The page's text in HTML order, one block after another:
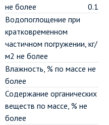
не более
0.1
Водопоглощение при
кратковременном
частичном погружении, кг/
м2 не более
Влажность, % по массе не
более
Содержание органических
веществ по массе, % не
более